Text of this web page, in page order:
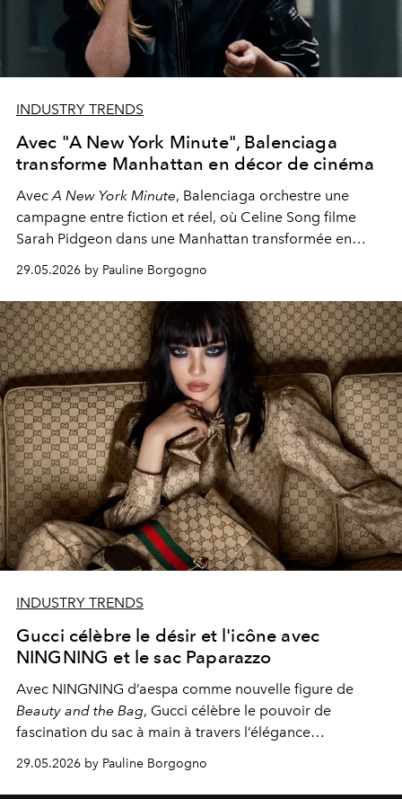
INDUSTRY TRENDS
Avec "A New York Minute", Balenciaga
transforme Manhattan en décor de cinéma
AvecA New York Minute, Balenciaga orchestre une
campagne entre fiction et réel, où Celine Song filme
Sarah Pidgeon dans une Manhattan transformée en
plateau de cinéma permanent.
29.05.2026 by Pauline Borgogno
INDUSTRY TRENDS
Gucci célèbre le désir et l'icône avec
NINGNING et le sac Paparazzo
Avec NINGNING d’aespa comme nouvelle figure de
Beauty and the Bag, Gucci célèbre le pouvoir de
fascination du sac à main à travers l’élégance
contemporaine du modèle Paparazzo.
29.05.2026 by Pauline Borgogno